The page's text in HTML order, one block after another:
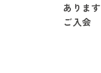
あります
ご入会